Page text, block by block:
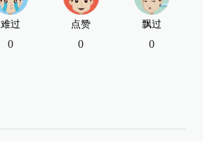
难过
0
点赞
0
飘过
0